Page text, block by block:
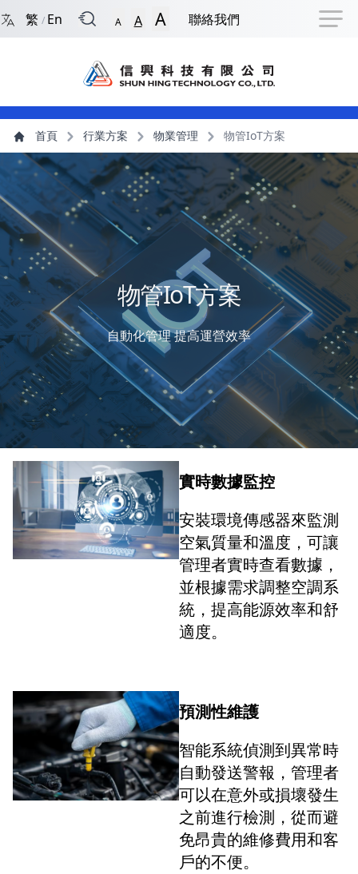
跳到捷徑選項 跳到主導航選單 跳到頁尾
繁 / En A A A 聯絡我們
主導航選單
主內容 首頁 行業方案 物業管理 物管IoT方案
物管IoT方案
自動化管理 提高運營效率
實時數據監控
安裝環境傳感器來監測
空氣質量和溫度，可讓
管理者實時查看數據，
並根據需求調整空調系
統，提高能源效率和舒
適度。
預測性維護
智能系統偵測到異常時
自動發送警報，管理者
可以在意外或損壞發生
之前進行檢測，從而避
免昂貴的維修費用和客
戶的不便。